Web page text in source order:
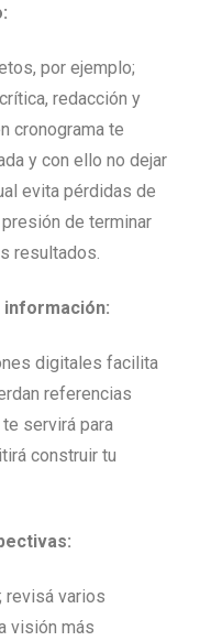
por ejemplo;
redacción y
cronograma te
y con ello no dejar
evita pérdidas de
de terminar
resultados.
información:
digitales facilita
referencias
servirá para
construir tu
revisá varios
visión más